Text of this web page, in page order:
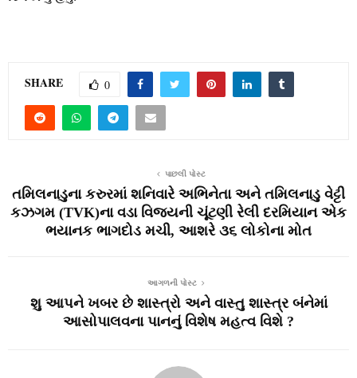
SHARE 0
પાછલી પોસ્ટ
તમિલનાડુના કરુરમાં શનિવારે અભિનેતા અને તમિલનાડુ વેટ્ટી
કઝગમ (TVK)ના વડા વિજયની ચૂંટણી રેલી દરમિયાન એક
ભયાનક ભાગદોડ મચી, આશરે ૩૬ લોકોના મોત
આગળની પોસ્ટ
શુ આપને ખબર છે શાસ્ત્રો અને વાસ્તુ શાસ્ત્ર બંનેમાં
આસોપાલવના પાનનું વિશેષ મહત્વ વિશે ?